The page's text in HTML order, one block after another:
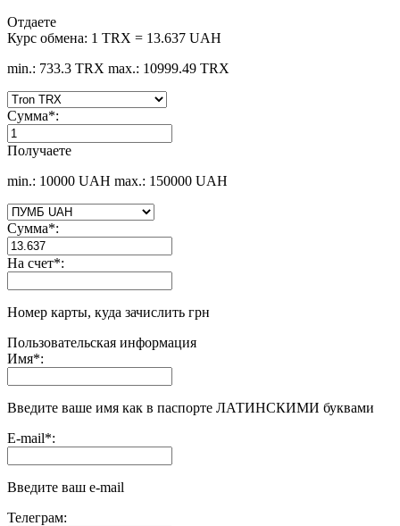
Отдаете
Курс обмена: 1 TRX = 13.637 UAH
min.: 733.3 TRX max.: 10999.49 TRX
Сумма*:
Получаете
min.: 10000 UAH max.: 150000 UAH
Сумма*:
На счет*:
Номер карты, куда зачислить грн
Пользовательская информация
Имя*:
Введите ваше имя как в паспорте ЛАТИНСКИМИ буквами
E-mail*:
Введите ваш e-mail
Телеграм: